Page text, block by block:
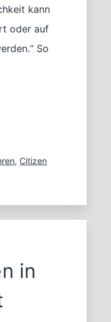
kann
oder auf
So
, Citizen
in